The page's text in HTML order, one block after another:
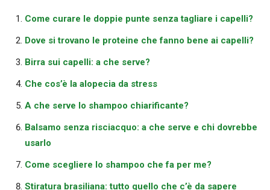
Come curare le doppie punte senza tagliare i capelli?
Dove si trovano le proteine che fanno bene ai capelli?
Birra sui capelli: a che serve?
Che cos’è la alopecia da stress
A che serve lo shampoo chiarificante?
Balsamo senza risciacquo: a che serve e chi dovrebbe
usarlo
Come scegliere lo shampoo che fa per me?
Stiratura brasiliana: tutto quello che c’è da sapere